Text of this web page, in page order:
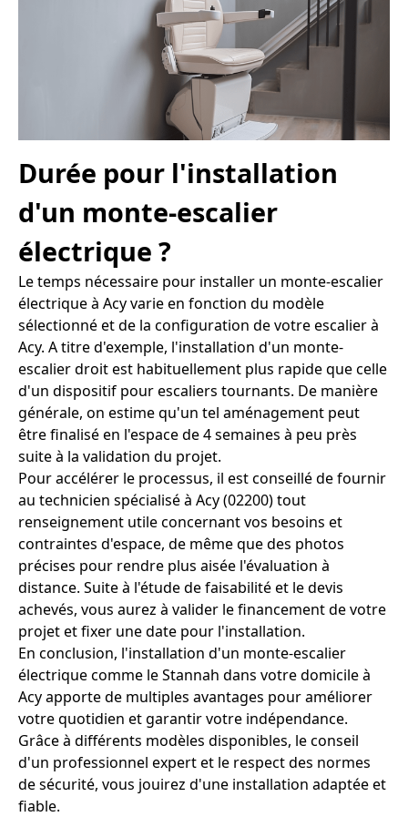
Durée pour l'installation
d'un monte-escalier
électrique ?
Le temps nécessaire pour installer un monte-escalier
électrique à Acy varie en fonction du modèle
sélectionné et de la configuration de votre escalier à
Acy. A titre d'exemple, l'installation d'un monte-
escalier droit est habituellement plus rapide que celle
d'un dispositif pour escaliers tournants. De manière
générale, on estime qu'un tel aménagement peut
être finalisé en l'espace de 4 semaines à peu près
suite à la validation du projet.
Pour accélérer le processus, il est conseillé de fournir
au technicien spécialisé à Acy (02200) tout
renseignement utile concernant vos besoins et
contraintes d'espace, de même que des photos
précises pour rendre plus aisée l'évaluation à
distance. Suite à l'étude de faisabilité et le devis
achevés, vous aurez à valider le financement de votre
projet et fixer une date pour l'installation.
En conclusion, l'installation d'un monte-escalier
électrique comme le Stannah dans votre domicile à
Acy apporte de multiples avantages pour améliorer
votre quotidien et garantir votre indépendance.
Grâce à différents modèles disponibles, le conseil
d'un professionnel expert et le respect des normes
de sécurité, vous jouirez d'une installation adaptée et
fiable.